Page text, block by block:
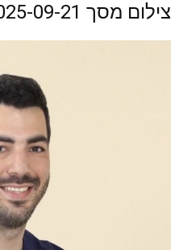
צילום מסך 2025-09-21 ב-16.16.28